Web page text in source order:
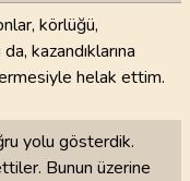
körlüğü,
kazandıklarına
helak ettim.
yolu gösterdik.
Bunun üzerine